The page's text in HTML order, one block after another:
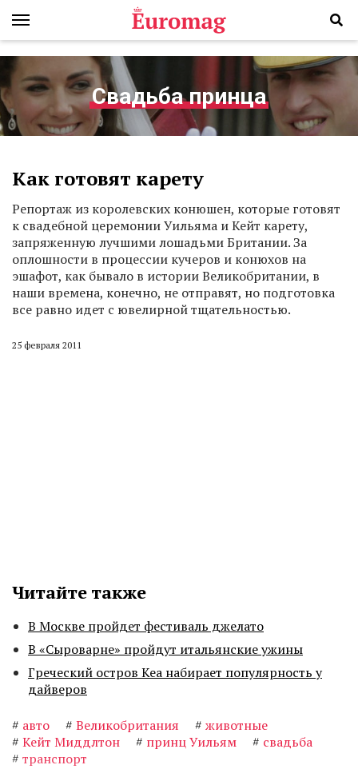
Свадьба принца
Как готовят карету
Репортаж из королевских конюшен, которые готовят
к свадебной церемонии Уильяма и Кейт карету,
запряженную лучшими лошадьми Британии. За
оплошности в процессии кучеров и конюхов на
эшафот, как бывало в истории Великобритании, в
наши времена, конечно, не отправят, но подготовка
все равно идет с ювелирной тщательностью.
25 февраля 2011
Читайте также
В Москве пройдет фестиваль джелато
В «Сыроварне» пройдут итальянские ужины
Греческий остров Кеа набирает популярность у
дайверов
# авто # Великобритания # животные
# Кейт Миддлтон # принц Уильям # свадьба
# транспорт